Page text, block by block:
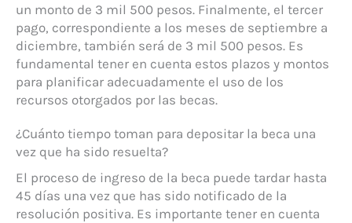
un monto de 3 mil 500 pesos. Finalmente, el tercer
pago, correspondiente a los meses de septiembre a
diciembre, también será de 3 mil 500 pesos. Es
fundamental tener en cuenta estos plazos y montos
para planificar adecuadamente el uso de los
recursos otorgados por las becas.
¿Cuánto tiempo toman para depositar la beca una
vez que ha sido resuelta?
El proceso de ingreso de la beca puede tardar hasta
45 días una vez que has sido notificado de la
resolución positiva. Es importante tener en cuenta